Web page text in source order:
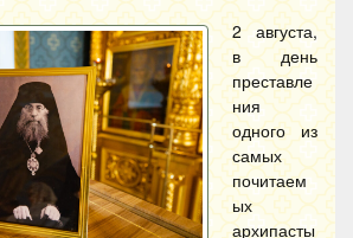
2 августа,
в день
преставле
ния
одного из
самых
почитаем
ых
архипасты